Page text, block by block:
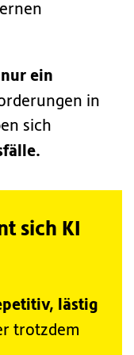
nur ein
in
sich
sich KI
lästig
trotzdem